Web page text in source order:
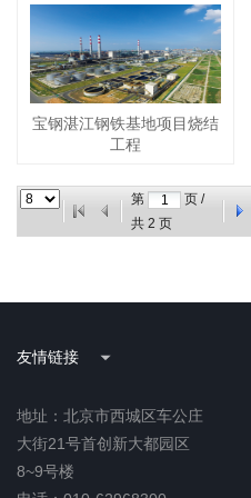
宝钢湛江钢铁基地项目烧结
工程
第
页 /
共 2 页
友情链接
地址：北京市西城区车公庄
大街21号首创新大都园区
8~9号楼